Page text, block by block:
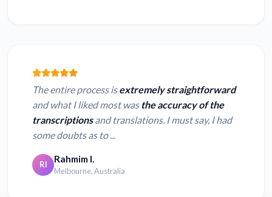
The entire process isextremely straightforward
and what I liked most was the accuracy of the
transcriptionsand translations. I must say, I had
some doubts as to ...
RI Rahmim I.
Melbourne, Australia